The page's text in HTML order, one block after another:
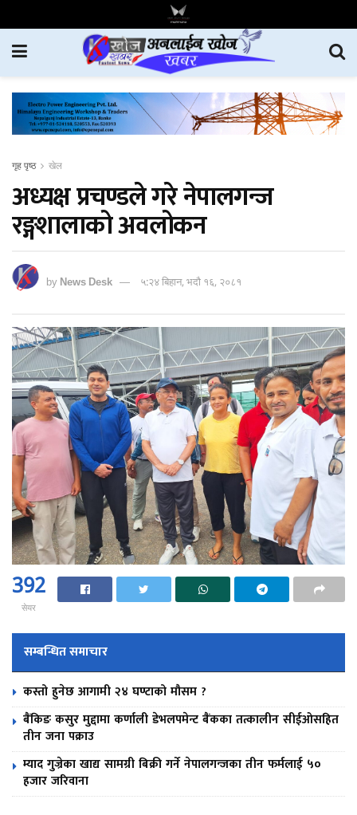
गृह पृष्ठ खेल
अध्यक्ष प्रचण्डले गरे नेपालगन्ज
रङ्गशालाको अवलोकन
byNews Desk ५:२४ बिहान, भदौ १६, २०८१
392
सेयर
सम्बन्धित समाचार
कस्तो हुनेछ आगामी २४ घण्टाको मौसम ?
बैंकिङ कसुर मुद्दामा कर्णाली डेभलपमेन्ट बैंकका तत्कालीन सीईओसहित
तीन जना पक्राउ
म्याद गुज्रेका खाद्य सामग्री बिक्री गर्ने नेपालगन्जका तीन फर्मलाई ५०
हजार जरिवाना